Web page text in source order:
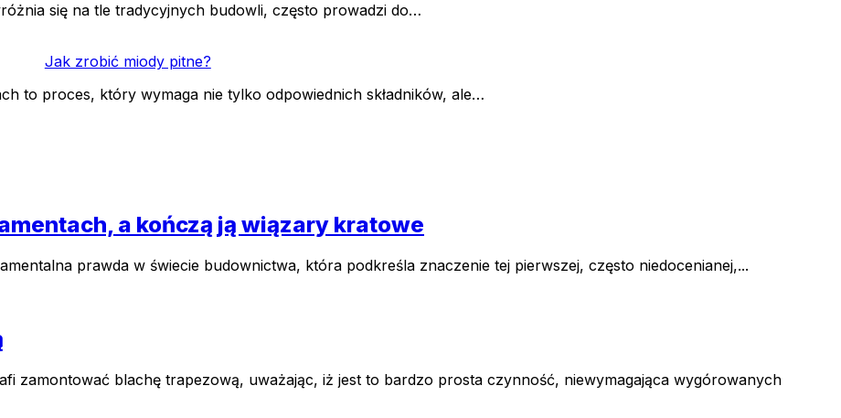
się na tle tradycyjnych budowli, często prowadzi do…
Jak zrobić miody pitne?
to proces, który wymaga nie tylko odpowiednich składników, ale…
a kończą ją wiązary kratowe
prawda w świecie budownictwa, która podkreśla znaczenie tej pierwszej, często niedocenianej,...
zamontować blachę trapezową, uważając, iż jest to bardzo prosta czynność, niewymagająca wygórowanych